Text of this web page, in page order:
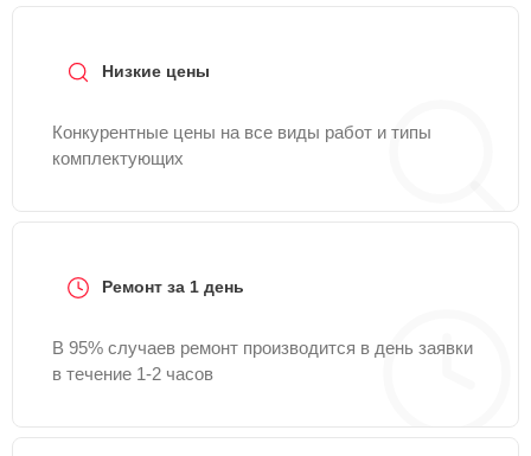
Низкие цены
Конкурентные цены на все виды работ и типы
комплектующих
Ремонт за 1 день
В 95% случаев ремонт производится в день заявки
в течение 1-2 часов